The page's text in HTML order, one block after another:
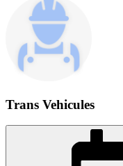
Trans Vehicules